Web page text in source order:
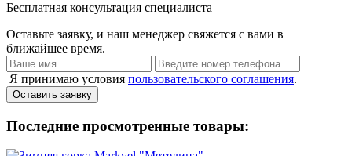
Бесплатная консультация специалиста
Оставьте заявку, и наш менеджер свяжется с вами в
ближайшее время.
Я принимаю условия пользовательского соглашения.
Оставить заявку
Последние просмотренные товары: